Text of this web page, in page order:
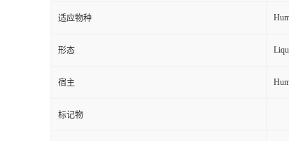
适应物种
形态
宿主
标记物